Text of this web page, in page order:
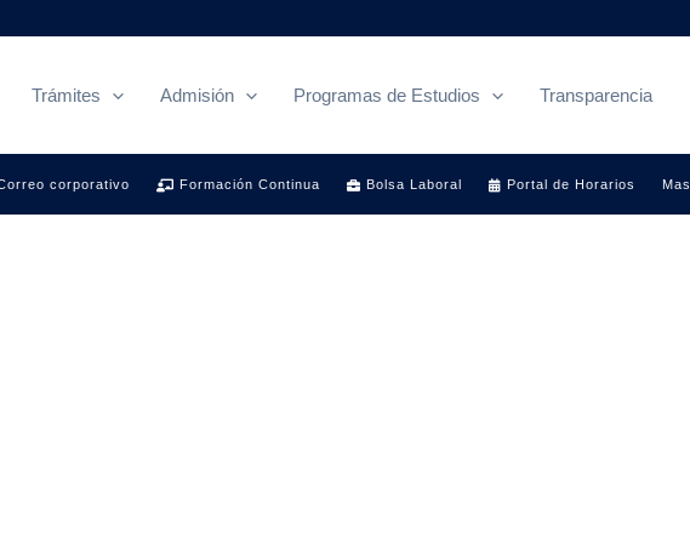
Trámites Admisión Programas de Estudios Transparencia
corporativo Formación Continua Bolsa Laboral Portal de Horarios